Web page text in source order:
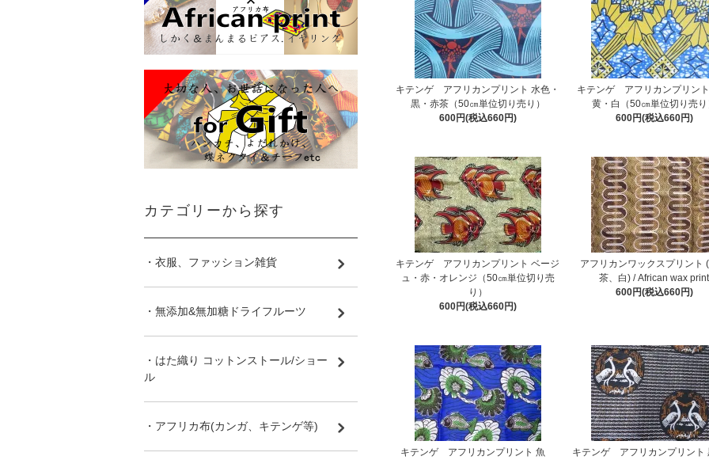
キテンゲ アフリカンプリント 水色・
黒・赤茶（50㎝単位切り売り）
600円(税込660円)
キテンゲ アフリカンプリント
黄・白（50㎝単位切り売り
600円(税込660円)
キテンゲ アフリカンプリント ベージ
ュ・赤・オレンジ（50㎝単位切り売
り）
600円(税込660円)
アフリカンワックスプリント (
茶、白) / African wax print
600円(税込660円)
キテンゲ アフリカンプリント 魚
キテンゲ アフリカンプリント
カテゴリーから探す
・衣服、ファッション雑貨
・無添加&無加糖ドライフルーツ
・はた織り コットンストール/ショー
ル
・アフリカ布(カンガ、キテンゲ等)